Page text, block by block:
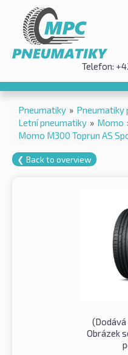
Telefon:
Pneumatiky » Pneumatiky
Letní pneumatiky » Momo
Momo M300 Toprun AS
❮ Back to overview
Obrázek